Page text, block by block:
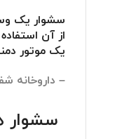
سشوار یک
از آن
یک موتور
– داروخانه
سشوار